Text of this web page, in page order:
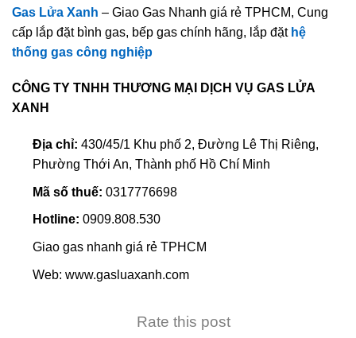
Gas Lửa Xanh – Giao Gas Nhanh giá rẻ TPHCM, Cung
cấp lắp đặt bình gas, bếp gas chính hãng, lắp đặt hệ
thống gas công nghiệp
CÔNG TY TNHH THƯƠNG MẠI DỊCH VỤ GAS LỬA
XANH
Địa chỉ: 430/45/1 Khu phố 2, Đường Lê Thị Riêng,
Phường Thới An, Thành phố Hồ Chí Minh
Mã số thuế: 0317776698
Hotline: 0909.808.530
Giao gas nhanh giá rẻ TPHCM
Web: www.gasluaxanh.com
Rate this post